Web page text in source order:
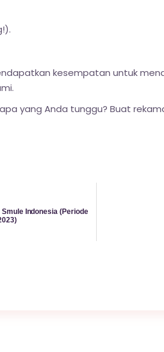
kesempatan untuk
yang Anda tunggu? Buat
Indonesia (Periode